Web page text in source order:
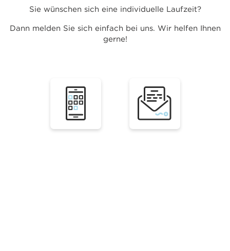
Sie wünschen sich eine individuelle Laufzeit?
Dann melden Sie sich einfach bei uns. Wir helfen Ihnen
gerne!